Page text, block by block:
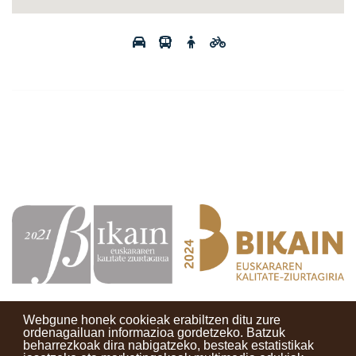
Webgune honek cookieak erabiltzen ditu zure
ordenagailuan informazioa gordetzeko. Batzuk
beharrezkoak dira nabigatzeko, besteak estatistikak